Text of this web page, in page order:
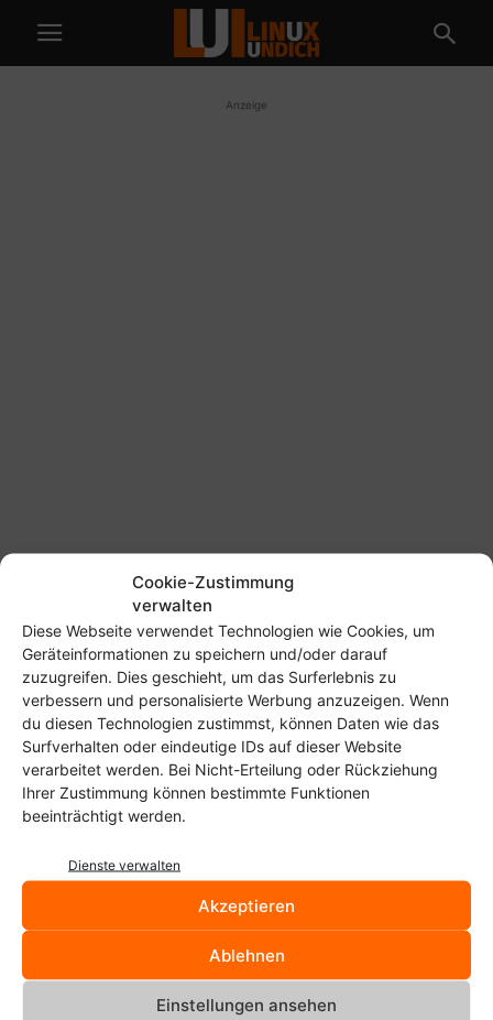
Cookie-Zustimmung
verwalten
Diese Webseite verwendet Technologien wie Cookies, um
Geräteinformationen zu speichern und/oder darauf
zuzugreifen. Dies geschieht, um das Surferlebnis zu
verbessern und personalisierte Werbung anzuzeigen. Wenn
du diesen Technologien zustimmst, können Daten wie das
Surfverhalten oder eindeutige IDs auf dieser Website
verarbeitet werden. Bei Nicht-Erteilung oder Rückziehung
Ihrer Zustimmung können bestimmte Funktionen
beeinträchtigt werden.
Dienste verwalten
Akzeptieren
Ablehnen
Einstellungen ansehen
Anzeige
Start Schlagworte Gummi
Gummi
LaTeX-Editor Gummi in GTK3-
Version
Christoph Langner - 2. Dezember 2014
Bewerbung mit Hilfe von LaTeX-
Vorlagen unter Ubuntu oder Arch
Linux schreiben